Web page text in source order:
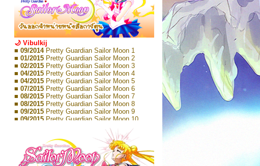
🌙 Vibulkij
■ 09/2014 Pretty Guardian Sailor Moon 1
■ 01/2015 Pretty Guardian Sailor Moon 2
■ 02/2015 Pretty Guardian Sailor Moon 3
■ 04/2015 Pretty Guardian Sailor Moon 4
■ 04/2015 Pretty Guardian Sailor Moon 5
■ 07/2015 Pretty Guardian Sailor Moon 6
■ 08/2015 Pretty Guardian Sailor Moon 7
■ 08/2015 Pretty Guardian Sailor Moon 8
■ 09/2015 Pretty Guardian Sailor Moon 9
■ 09/2015 Pretty Guardian Sailor Moon 10
Pretty Guardian Sailor Moon 11
Pretty Guardian Sailor Moon 12
Pretty Guardian Sailor Moon Short
Stories 1
■ 09/2018Pretty Guardian Sailor Moon Short